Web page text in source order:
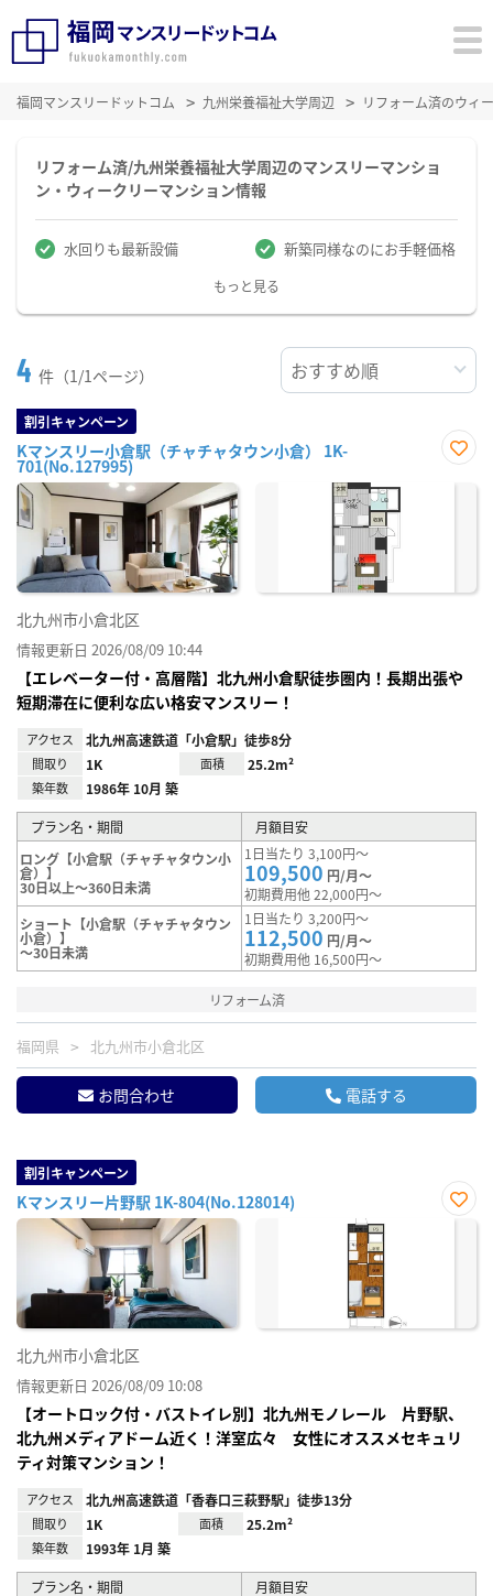
福岡マンスリードットコム 九州栄養福祉大学周辺 リフォーム済のウィ
リフォーム済/九州栄養福祉大学周辺のマンスリーマンショ
ン・ウィークリーマンション情報
水回りも最新設備 新築同様なのにお手軽価格
もっと見る
4 件（1/1ページ）
割引キャンペーン
Kマンスリー小倉駅（チャチャタウン小倉） 1K-
701(No.127995)
に入
北九州市小倉北区
情報更新日 2026/08/09 10:44
【エレベーター付・高層階】北九州小倉駅徒歩圏内！長期出張や
短期滞在に便利な広い格安マンスリー！
アクセス 北九州高速鉄道「小倉駅」徒歩8分
間取り 1K 面積 25.2m²
築年数 1986年 10月 築
プラン名・期間
月額目安
ロング【小倉駅（チャチャタウン小
倉）】
30日以上～360日未満
1日当たり 3,100円～
109,500 円/月～
初期費用他 22,000円～
ショート【小倉駅（チャチャタウン
小倉）】
～30日未満
1日当たり 3,200円～
112,500 円/月～
初期費用他 16,500円～
リフォーム済
福岡県 北九州市小倉北区
お問合わせ 電話する
割引キャンペーン
Kマンスリー片野駅 1K-804(No.128014)
お気
北九州市小倉北区
情報更新日 2026/08/09 10:08
【オートロック付・バストイレ別】北九州モノレール 片野駅、
北九州メディアドーム近く！洋室広々 女性にオススメセキュリ
ティ対策マンション！
アクセス 北九州高速鉄道「香春口三萩野駅」徒歩13分
間取り 1K 面積 25.2m²
築年数 1993年 1月 築
プラン名・期間 月額目安